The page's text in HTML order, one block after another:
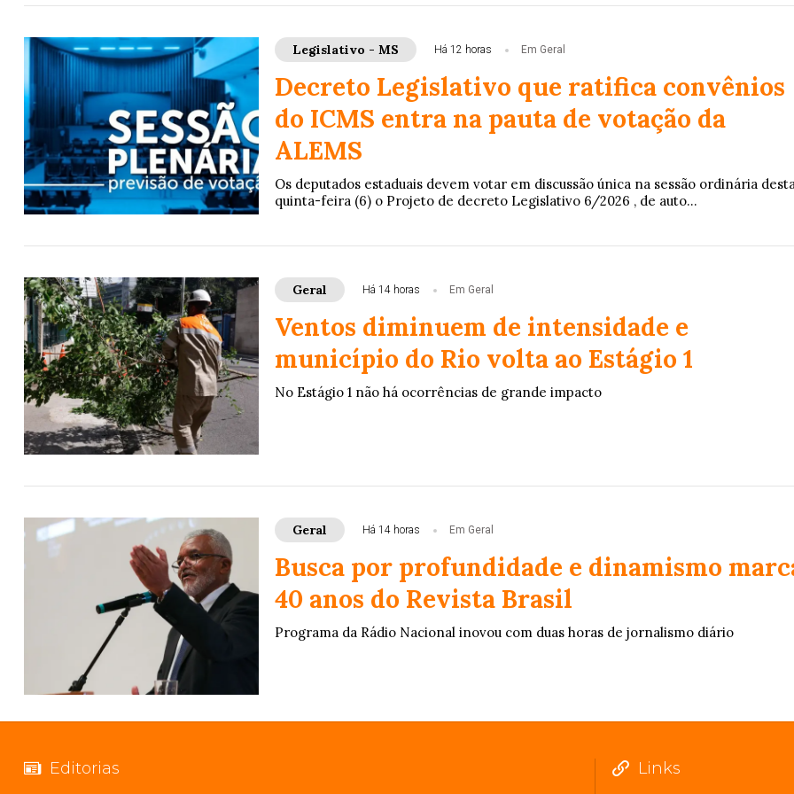
Legislativo - MS Há 12 horas Em Geral
Decreto Legislativo que ratifica convênios
do ICMS entra na pauta de votação da
ALEMS
Os deputados estaduais devem votar em discussão única na sessão ordinária
quinta-feira (6) o Projeto de decreto Legislativo 6/2026 , de auto...
Geral Há 14 horas Em Geral
Ventos diminuem de intensidade e
município do Rio volta ao Estágio 1
No Estágio 1 não há ocorrências de grande impacto
Geral Há 14 horas Em Geral
Busca por profundidade e dinamismo
40 anos do Revista Brasil
Programa da Rádio Nacional inovou com duas horas de jornalismo diário
Editorias Links